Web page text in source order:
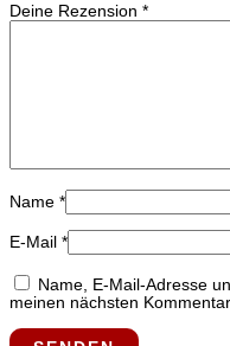
Deine Rezension *
Name *
E-Mail *
Name, E-Mail-Adresse
meinen nächsten